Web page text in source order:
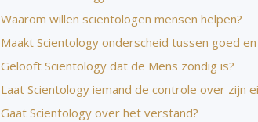
Waarom willen scientologen mensen helpen?
Maakt Scientology onderscheid tussen goed en
Gelooft Scientology dat de Mens zondig is?
Laat Scientology iemand de controle over zijn
Gaat Scientology over het verstand?